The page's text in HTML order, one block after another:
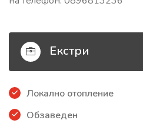
Екстри
Локално отопление
Обзаведен